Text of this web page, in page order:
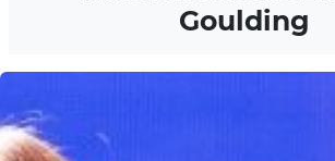
Goulding